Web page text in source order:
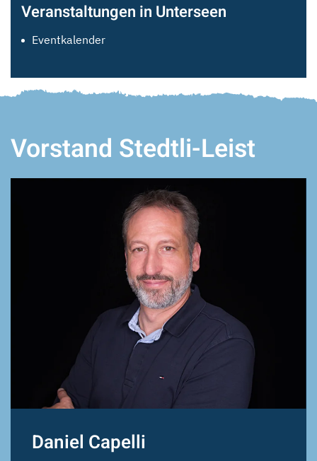
Veranstaltungen in Unterseen
Eventkalender
Vorstand Stedtli-Leist
Daniel Capelli